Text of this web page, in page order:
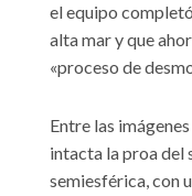
el equipo
alta mar y que
«proceso de
Entre las
intacta la proa del
semiesférica, con